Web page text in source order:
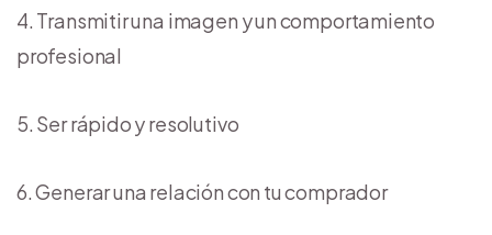
Transmitir una imagen y un comportamiento
profesional
Ser rápido y resolutivo
Generar una relación con tu comprador